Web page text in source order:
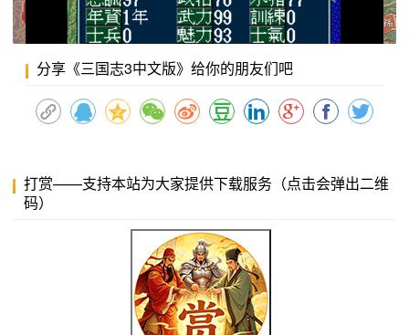
分享《三国志3中文版》给你的朋友们吧
打赏——支持本站为大家提供下载服务（点击会弹出二维
码）